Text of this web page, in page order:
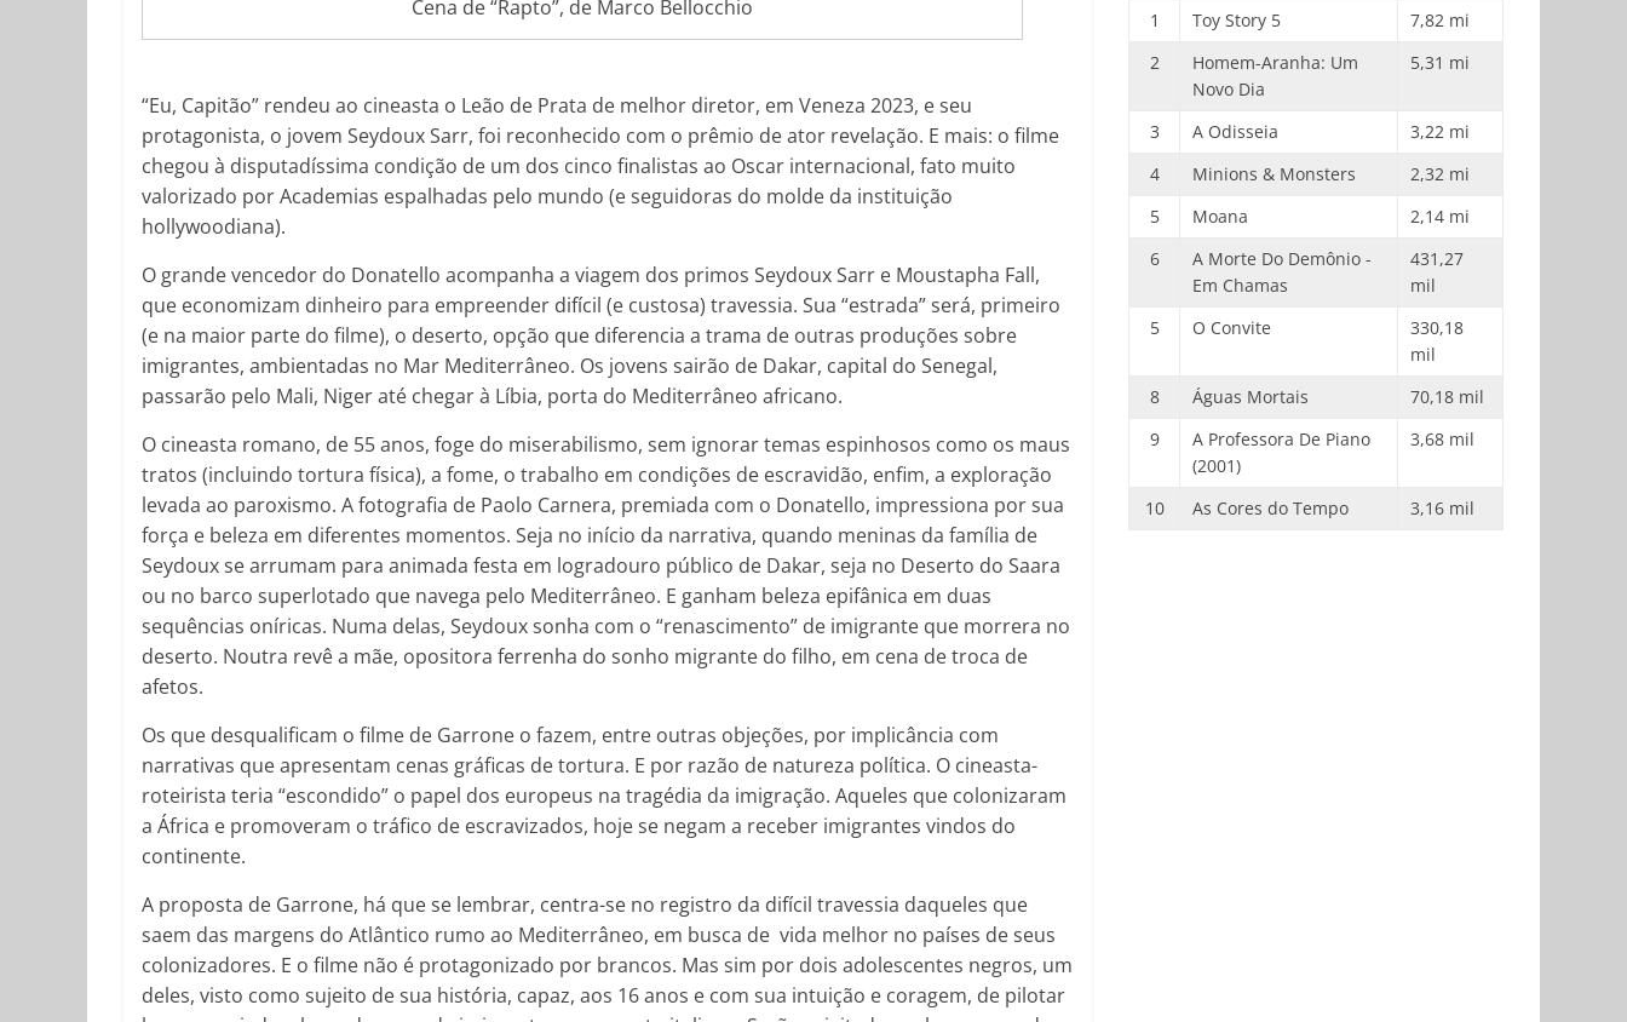
Cena de “Rapto”, de Marco Bellocchio
“Eu, Capitão” rendeu ao cineasta o Leão de Prata de melhor diretor, em Veneza 2023, e seu
protagonista, o jovem Seydoux Sarr, foi reconhecido com o prêmio de ator revelação. E mais: o filme
chegou à disputadíssima condição de um dos cinco finalistas ao Oscar internacional, fato muito
valorizado por Academias espalhadas pelo mundo (e seguidoras do molde da instituição
hollywoodiana).
O grande vencedor do Donatello acompanha a viagem dos primos Seydoux Sarr e Moustapha Fall,
que economizam dinheiro para empreender difícil (e custosa) travessia. Sua “estrada” será, primeiro
(e na maior parte do filme), o deserto, opção que diferencia a trama de outras produções sobre
imigrantes, ambientadas no Mar Mediterrâneo. Os jovens sairão de Dakar, capital do Senegal,
passarão pelo Mali, Niger até chegar à Líbia, porta do Mediterrâneo africano.
O cineasta romano, de 55 anos, foge do miserabilismo, sem ignorar temas espinhosos como os maus
tratos (incluindo tortura física), a fome, o trabalho em condições de escravidão, enfim, a exploração
levada ao paroxismo. A fotografia de Paolo Carnera, premiada com o Donatello, impressiona por sua
força e beleza em diferentes momentos. Seja no início da narrativa, quando meninas da família de
Seydoux se arrumam para animada festa em logradouro público de Dakar, seja no Deserto do Saara
ou no barco superlotado que navega pelo Mediterrâneo. E ganham beleza epifânica em duas
sequências oníricas. Numa delas, Seydoux sonha com o “renascimento” de imigrante que morrera no
deserto. Noutra revê a mãe, opositora ferrenha do sonho migrante do filho, em cena de troca de
afetos.
Os que desqualificam o filme de Garrone o fazem, entre outras objeções, por implicância com
narrativas que apresentam cenas gráficas de tortura. E por razão de natureza política. O cineasta-
roteirista teria “escondido” o papel dos europeus na tragédia da imigração. Aqueles que colonizaram
a África e promoveram o tráfico de escravizados, hoje se negam a receber imigrantes vindos do
continente.
A proposta de Garrone, há que se lembrar, centra-se no registro da difícil travessia daqueles que
saem das margens do Atlântico rumo ao Mediterrâneo, em busca de vida melhor no países de seus
colonizadores. E o filme não é protagonizado por brancos. Mas sim por dois adolescentes negros, um
deles, visto como sujeito de sua história, capaz, aos 16 anos e com sua intuição e coragem, de pilotar
1
Toy Story 5
7,82 mi
2
Homem-Aranha: Um
Novo Dia
5,31 mi
3 A Odisseia
3,22 mi
4
Minions & Monsters
2,32 mi
5
Moana
2,14 mi
6
A Morte Do Demônio -
Em Chamas
431,27
mil
5
O Convite
330,18
mil
8
Águas Mortais
70,18 mil
9
A Professora De Piano
(2001)
3,68 mil
10 As Cores do Tempo 3,16 mil